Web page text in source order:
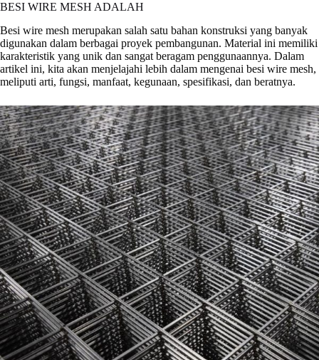
BESI WIRE MESH ADALAH
Besi wire mesh merupakan salah satu bahan konstruksi yang banyak
digunakan dalam berbagai proyek pembangunan. Material ini memiliki
karakteristik yang unik dan sangat beragam penggunaannya. Dalam
artikel ini, kita akan menjelajahi lebih dalam mengenai besi wire mesh,
meliputi arti, fungsi, manfaat, kegunaan, spesifikasi, dan beratnya.